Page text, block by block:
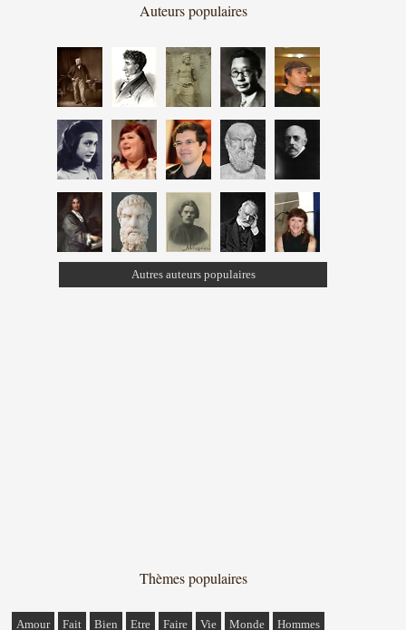
Auteurs populaires
Autres auteurs populaires
Thèmes populaires
Amour Fait Bien Etre Faire Vie Monde Hommes